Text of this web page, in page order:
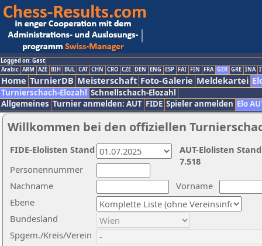
Logged on: Gast
Arabic ARM AZE BIH BUL CAT CHN CRO CZE DEN ENG ESP FAI FIN FRA GER GRE INA
Home TurnierDB Meisterschaft Foto-Galerie Meldekartei
Turnierschach-Elozahl Schnellschach-Elozahl
Allgemeines Turnier anmelden: AUT FIDE Spieler anmelden Elo
Willkommen bei den offiziellen
Nachname
Vorname
Ebene
Personennummer
Bundesland
Spgem./Kreis/Verein
AUT-Elolisten
7.518
FIDE-Elolisten Stand